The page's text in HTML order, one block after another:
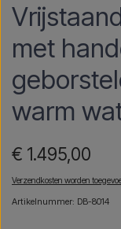
met
warm
€ 1.495,00
Verzendkosten worden
Artikelnummer: DB-8014